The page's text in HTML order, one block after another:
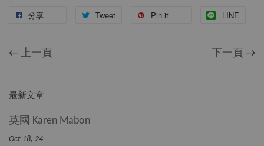
分享 Tweet Pin it LINE
← 上一頁 下一頁 →
最新文章
英國 Karen Mabon
Oct 18, 24